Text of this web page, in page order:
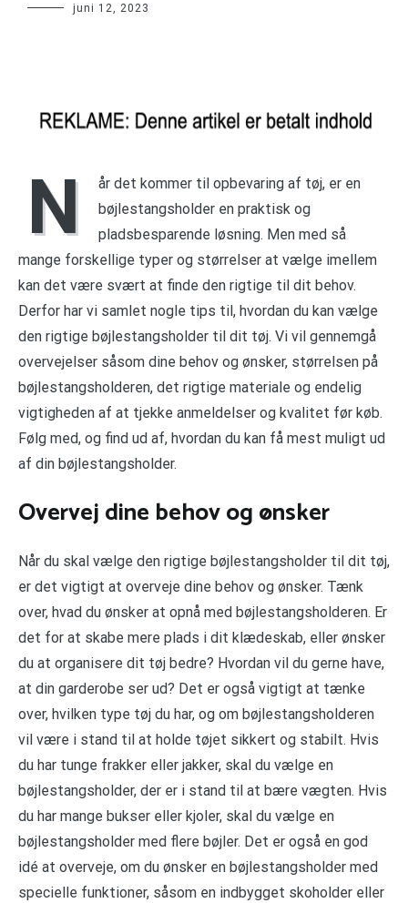
juni 12, 2023
N
år det kommer til opbevaring af tøj, er en
bøjlestangsholder en praktisk og
pladsbesparende løsning. Men med så
mange forskellige typer og størrelser at vælge imellem
kan det være svært at finde den rigtige til dit behov.
Derfor har vi samlet nogle tips til, hvordan du kan vælge
den rigtige bøjlestangsholder til dit tøj. Vi vil gennemgå
overvejelser såsom dine behov og ønsker, størrelsen på
bøjlestangsholderen, det rigtige materiale og endelig
vigtigheden af at tjekke anmeldelser og kvalitet før køb.
Følg med, og find ud af, hvordan du kan få mest muligt ud
af din bøjlestangsholder.
Overvej dine behov og ønsker
Når du skal vælge den rigtige bøjlestangsholder til dit tøj,
er det vigtigt at overveje dine behov og ønsker. Tænk
over, hvad du ønsker at opnå med bøjlestangsholderen. Er
det for at skabe mere plads i dit klædeskab, eller ønsker
du at organisere dit tøj bedre? Hvordan vil du gerne have,
at din garderobe ser ud? Det er også vigtigt at tænke
over, hvilken type tøj du har, og om bøjlestangsholderen
vil være i stand til at holde tøjet sikkert og stabilt. Hvis
du har tunge frakker eller jakker, skal du vælge en
bøjlestangsholder, der er i stand til at bære vægten. Hvis
du har mange bukser eller kjoler, skal du vælge en
bøjlestangsholder med flere bøjler. Det er også en god
idé at overveje, om du ønsker en bøjlestangsholder med
specielle funktioner, såsom en indbygget skoholder eller